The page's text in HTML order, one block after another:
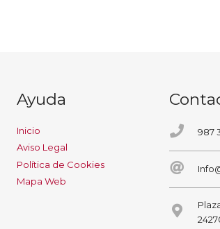
Ayuda
Inicio
Aviso Legal
Política de Cookies
Mapa Web
987